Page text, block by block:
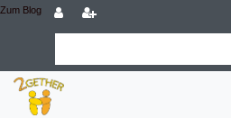
Zum Blog